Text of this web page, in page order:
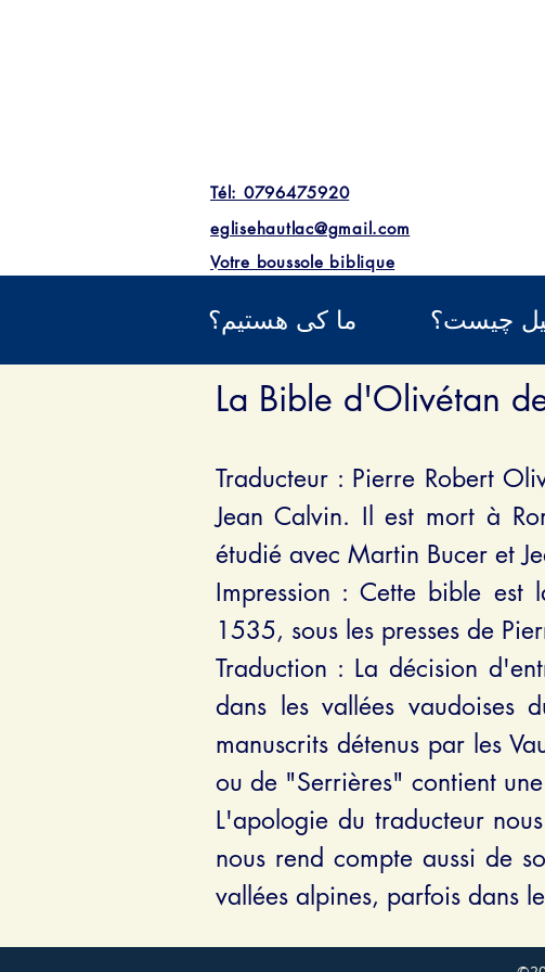
Tél: 0796475920
eglisehautlac@gmail.com
Votre boussole biblique
ما کی هستیم؟ چیست؟
La Bible d'Olivétan
Traducteur : Pierre Robert
Jean Calvin. Il est mort à
étudié avec Martin Bucer et
Impression : Cette bible est
1535, sous les presses de
Traduction : La décision
dans les vallées vaudoises
manuscrits détenus par les
ou de "Serrières" contient
L'apologie du traducteur
nous rend compte aussi de
vallées alpines, parfois dans